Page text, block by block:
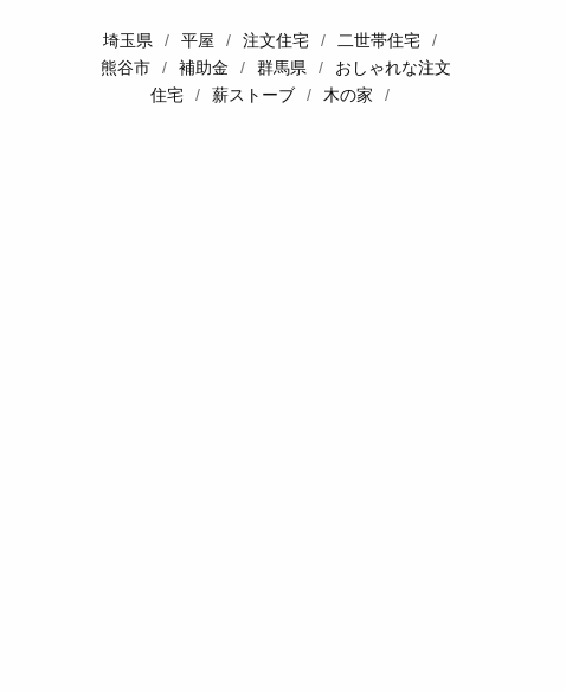
埼玉県 / 平屋 / 注文住宅 / 二世帯住宅
/
熊谷市
/ 補助金 / 群馬県 /
おしゃれな注文
住宅
/ 薪ストーブ / 木の家 /